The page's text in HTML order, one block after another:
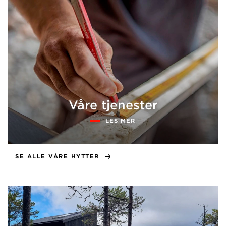
Våre tjenester
LES MER
SE ALLE VÅRE HYTTER